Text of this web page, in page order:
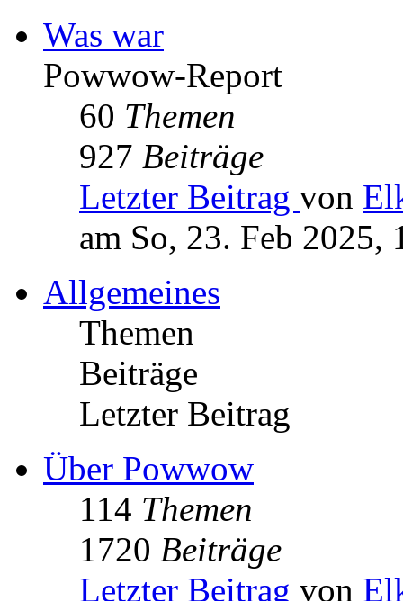
Was war
Powwow-Report
60 Themen
927 Beiträge
Letzter Beitrag von
am So, 23. Feb 2025,
Allgemeines
Themen
Beiträge
Letzter Beitrag
Über Powwow
114 Themen
1720 Beiträge
Letzter Beitrag von